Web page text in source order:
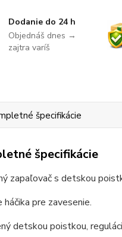
Dodanie do 24 h
Objednáš dnes →
zajtra varíš
špecifikácie
špecifikácie
zapaľovač s detskou
háčika pre zavesenie.
detskou poistkou,